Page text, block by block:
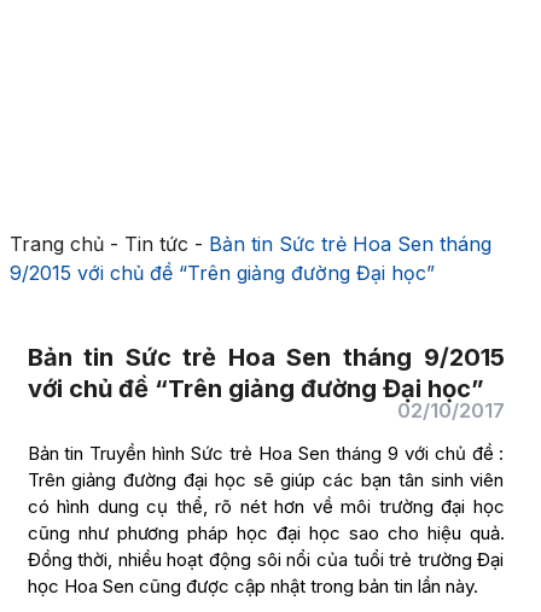
Trang chủ- Tin tức - Bản tin Sức trẻ Hoa Sen tháng
9/2015 với chủ đề “Trên giảng đường Đại học”
Bản tin Sức trẻ Hoa Sen tháng 9/2015
với chủ đề “Trên giảng đường Đại học”
02/10/2017
Bản tin Truyền hình Sức trẻ Hoa Sen tháng 9 với chủ đề :
Trên giảng đường đại học sẽ giúp các bạn tân sinh viên
có hình dung cụ thể, rõ nét hơn về môi trường đại học
cũng như phương pháp học đại học sao cho hiệu quả.
Đồng thời, nhiều hoạt động sôi nổi của tuổi trẻ trường Đại
học Hoa Sen cũng được cập nhật trong bản tin lần này.